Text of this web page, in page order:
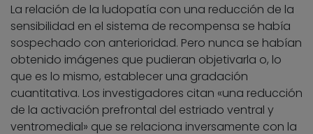
La relación de la ludopatía con una reducción de la
sensibilidad en el sistema de recompensa se había
sospechado con anterioridad. Pero nunca se habían
obtenido imágenes que pudieran objetivarla o, lo
que es lo mismo, establecer una gradación
cuantitativa. Los investigadores citan «una reducción
de la activación prefrontal del estriado ventral y
ventromedial» que se relaciona inversamente con la